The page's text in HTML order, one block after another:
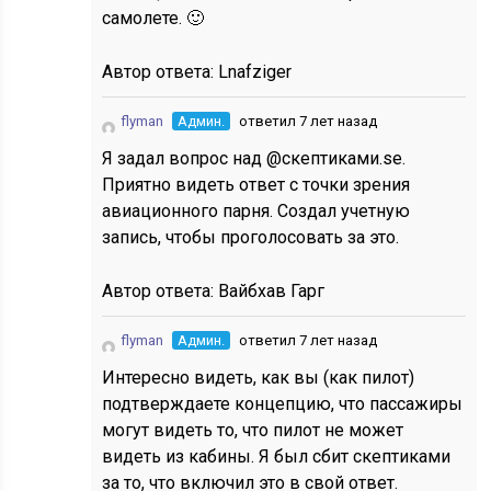
самолете. 🙂
Автор ответа: Lnafziger
flyman Админ. ответил 7 лет назад
Я задал вопрос над @скептиками.se.
Приятно видеть ответ с точки зрения
авиационного парня. Создал учетную
запись, чтобы проголосовать за это.
Автор ответа: Вайбхав Гарг
flyman Админ. ответил 7 лет назад
Интересно видеть, как вы (как пилот)
подтверждаете концепцию, что пассажиры
могут видеть то, что пилот не может
видеть из кабины. Я был сбит скептиками
за то, что включил это в свой ответ.